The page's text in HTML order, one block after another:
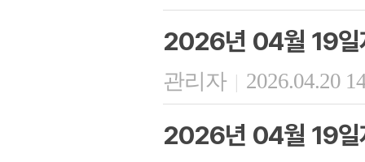
2026년 04월 19일
관리자 | 2026.04.20
2026년 04월 19일